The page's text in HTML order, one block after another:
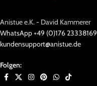
Anistue e.K. - David Kammerer
WhatsApp +49 (0)176 23338169
kundensupport@anistue.de
Folgen: